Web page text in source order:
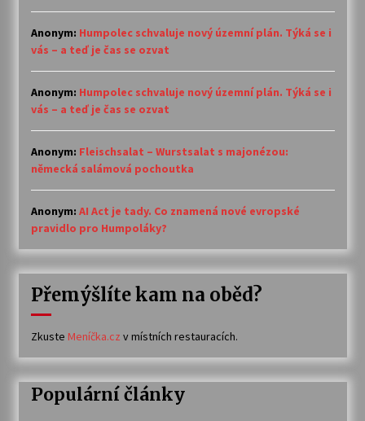
Anonym: Humpolec schvaluje nový územní plán. Týká se i
vás – a teď je čas se ozvat
Anonym: Humpolec schvaluje nový územní plán. Týká se i
vás – a teď je čas se ozvat
Anonym: Fleischsalat – Wurstsalat s majonézou:
německá salámová pochoutka
Anonym: AI Act je tady. Co znamená nové evropské
pravidlo pro Humpoláky?
Přemýšlíte kam na oběd?
Zkuste Meníčka.cz v místních restauracích.
Populární články